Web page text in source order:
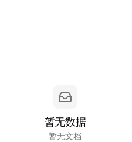
暂无数据
暂无文档